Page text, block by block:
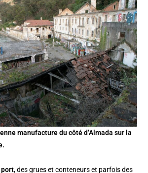
manufacture du côté d’Almada sur la
port, des grues et conteneurs et parfois des